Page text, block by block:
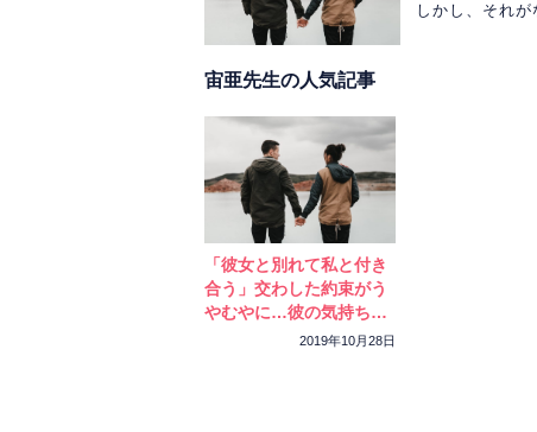
今回も鑑定に来てくださり
お伝えすることができず、
メッセージをお伝えします
つけてください。あなたが
んよ！」とのことでした。
さいね☆応援しております☆
しかし、それ
宙亜先生の人気記事
「彼女と別れて私と付き
合う」交わした約束がう
やむやに…彼の気持ちが
わかりません2019年10月28日